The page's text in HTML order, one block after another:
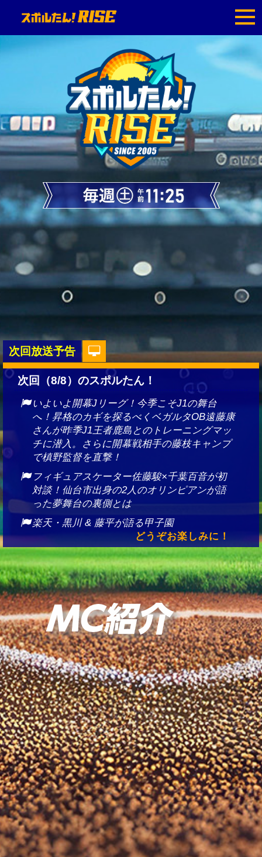
次回放送予告
次回（8/8）のスポルたん！
いよいよ開幕Jリーグ！今季こそJ1の舞台
へ！昇格のカギを探るべくベガルタOB遠藤康
さんが昨季J1王者鹿島とのトレーニングマッ
チに潜入。さらに開幕戦相手の藤枝キャンプ
で槙野監督を直撃！
フィギュアスケーター佐藤駿×千葉百音が初
対談！仙台市出身の2人のオリンピアンが語
った夢舞台の裏側とは
楽天・黒川 & 藤平が語る甲子園
どうぞお楽しみに！